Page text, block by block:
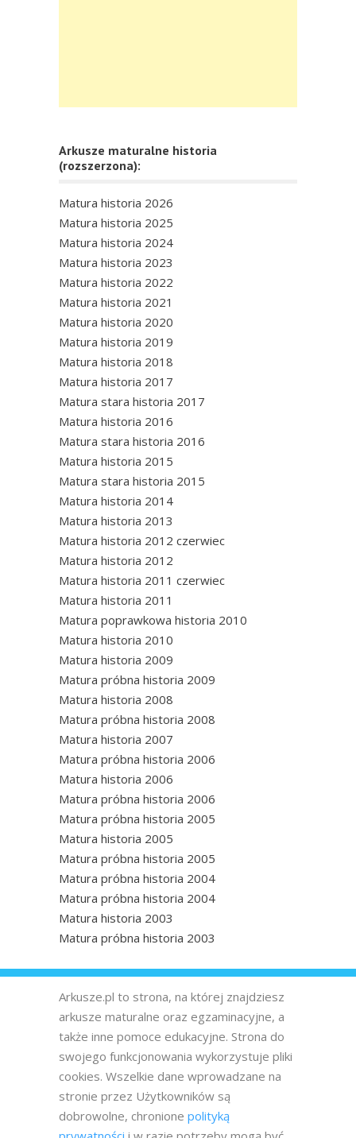
Arkusze maturalne historia
(rozszerzona):
Matura historia 2026
Matura historia 2025
Matura historia 2024
Matura historia 2023
Matura historia 2022
Matura historia 2021
Matura historia 2020
Matura historia 2019
Matura historia 2018
Matura historia 2017
Matura stara historia 2017
Matura historia 2016
Matura stara historia 2016
Matura historia 2015
Matura stara historia 2015
Matura historia 2014
Matura historia 2013
Matura historia 2012 czerwiec
Matura historia 2012
Matura historia 2011 czerwiec
Matura historia 2011
Matura poprawkowa historia 2010
Matura historia 2010
Matura historia 2009
Matura próbna historia 2009
Matura historia 2008
Matura próbna historia 2008
Matura historia 2007
Matura próbna historia 2006
Matura historia 2006
Matura próbna historia 2006
Matura próbna historia 2005
Matura historia 2005
Matura próbna historia 2005
Matura próbna historia 2004
Matura próbna historia 2004
Matura historia 2003
Matura próbna historia 2003
Arkusze.pl to strona, na której znajdziesz
arkusze maturalne oraz egzaminacyjne, a
także inne pomoce edukacyjne. Strona do
swojego funkcjonowania wykorzystuje pliki
cookies. Wszelkie dane wprowadzane na
stronie przez Użytkowników są
dobrowolne, chronione polityką